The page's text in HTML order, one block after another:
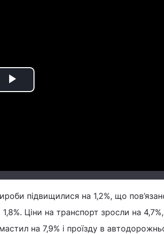
Play
підвищилися на 1,2%, що
Ціни на транспорт зросли на
на 7,9% і проїзду в